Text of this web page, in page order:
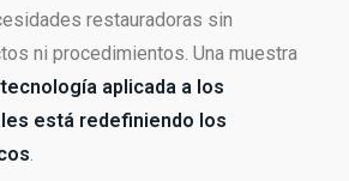
restauradoras sin
ni procedimientos. Una muestra
aplicada a los
está redefiniendo los
.